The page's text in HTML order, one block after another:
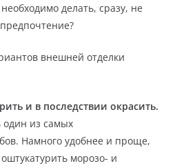
делать, сразу, не
внешней отделки
и в последствии окрасить.
один из самых
Намного удобнее и проще,
морозо- и